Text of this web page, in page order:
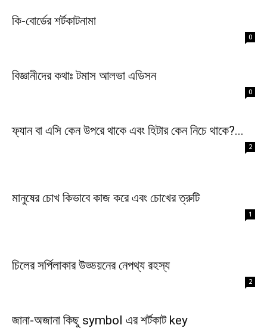
কি-বোর্ডের শর্টকাটনামা
0
বিজ্ঞানীদের কথাঃ টমাস আলভা এডিসন
0
ফ্যান বা এসি কেন উপরে থাকে এবং হিটার কেন নিচে থাকে?...
2
মানুষের চোখ কিভাবে কাজ করে এবং চোখের ত্রুটি
1
চিলের সর্পিলাকার উড্ডয়নের নেপথ্য রহস্য
2
জানা-অজানা কিছু symbol এর শর্টকাট key